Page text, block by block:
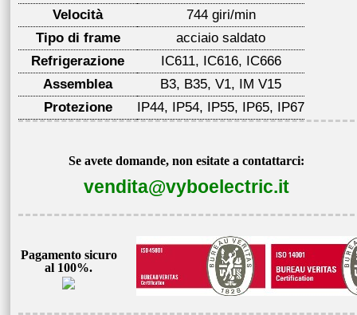
Velocità
744 giri/min
Tipo di frame
acciaio saldato
Refrigerazione
IC611, IC616, IC666
Assemblea
B3, B35, V1, IM V15
Protezione
IP44, IP54, IP55, IP65, IP67
Se avete domande, non esitate a contattarci:
vendita@vyboelectric.it
Pagamento sicuro
al 100%.